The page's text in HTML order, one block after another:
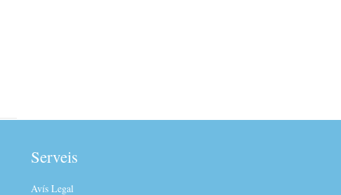
Serveis
Avís Legal